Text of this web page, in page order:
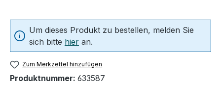
Um dieses Produkt zu bestellen, melden Sie
sich bitte hier an.
Zum Merkzettel hinzufügen
Produktnummer: 633587